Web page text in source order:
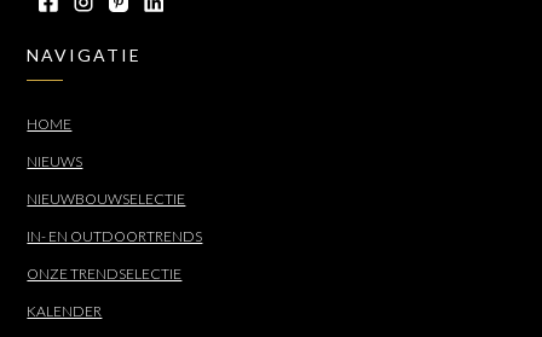
NAVIGATIE
HOME
NIEUWS
NIEUWBOUWSELECTIE
IN- EN OUTDOORTRENDS
ONZE TRENDSELECTIE
KALENDER